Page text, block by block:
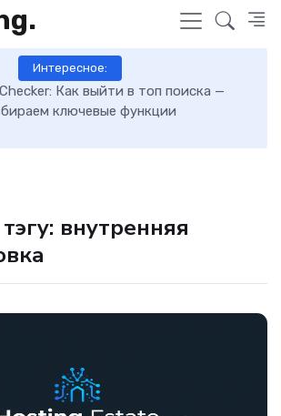
Интересное:
Как выйти в топ поиска —
ключевые функции
внутренняя